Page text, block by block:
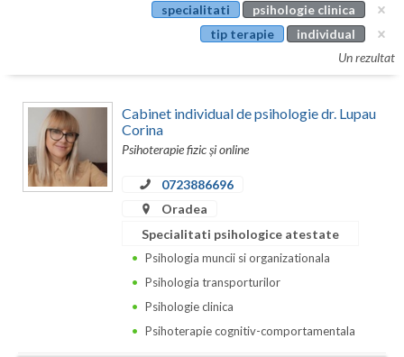
Calarasi
Caras-Severin
Cluj
Constanta
specialitati
psihologie clinica
tip terapie
individual
Un rezultat
Cabinet individual de psihologie dr. Lupau
Corina
Psihoterapie fizic și online
0723886696
Oradea
Specialitati psihologice atestate
Psihologia muncii si organizationala
Psihologia transporturilor
Psihologie clinica
Psihoterapie cognitiv-comportamentala